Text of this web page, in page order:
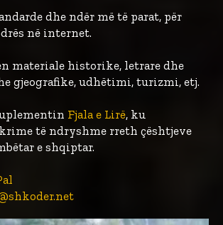
dhe ndër më të parat, për
në internet.
materiale historike, letrare dhe
gjeografike, udhëtimi, turizmi, etj.
Fjala e Lirë, ku
të ndryshme rreth çështjeve
e shqiptar.